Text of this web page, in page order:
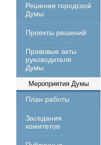
Решения городской
Думы
Проекты решений
Правовые акты
руководителя
Думы
Мероприятия Думы
План работы
Заседания
комитетов